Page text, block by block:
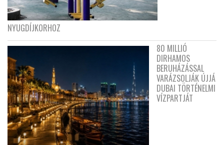
NYUGDÍJKORHOZ
80 MILLIÓ
DIRHAMOS
BERUHÁZÁSSAL
VARÁZSOLJÁK ÚJJÁ
DUBAI TÖRTÉNELMI
VÍZPARTJÁT